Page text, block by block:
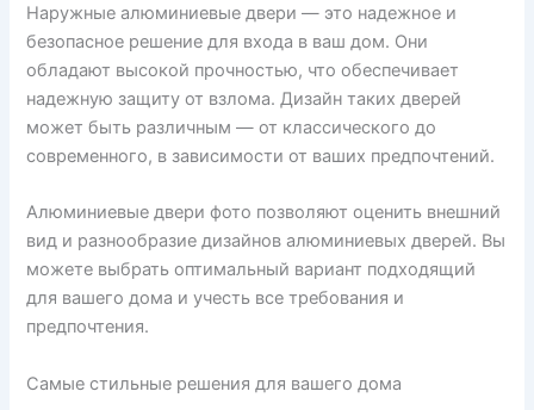
Наружные алюминиевые двери — это надежное и
безопасное решение для входа в ваш дом. Они
обладают высокой прочностью, что обеспечивает
надежную защиту от взлома. Дизайн таких дверей
может быть различным — от классического до
современного, в зависимости от ваших предпочтений.
Алюминиевые двери фото позволяют оценить внешний
вид и разнообразие дизайнов алюминиевых дверей. Вы
можете выбрать оптимальный вариант подходящий
для вашего дома и учесть все требования и
предпочтения.
Самые стильные решения для вашего дома